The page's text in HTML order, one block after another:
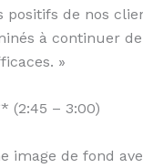
positifs de nos
à continuer
»
(2:45 – 3:00)
image de fond